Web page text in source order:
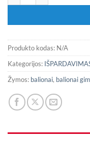
Produkto kodas: N/A
Kategorijos:
Žymos: balionai, balionai